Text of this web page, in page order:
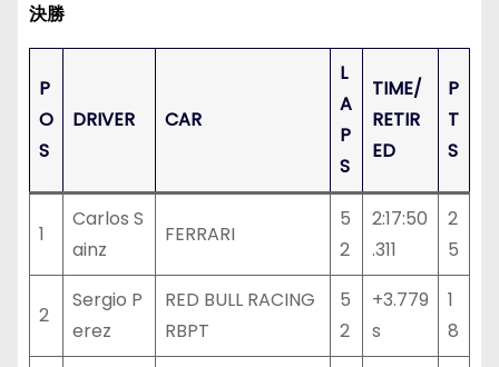
決勝
P
O
S
DRIVER CAR
L
A
P
S
TIME/
RETIR
ED
P
T
S
1
Carlos S
ainz
FERRARI
5
2
2:17:50
.311
2
5
2
Sergio P
erez
RED BULL RACING
RBPT
5
2
+3.779
s
1
8